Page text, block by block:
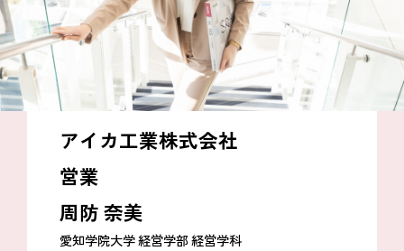
アイカ工業株式会社
営業
周防 奈美
愛知学院大学 経営学部 経営学科